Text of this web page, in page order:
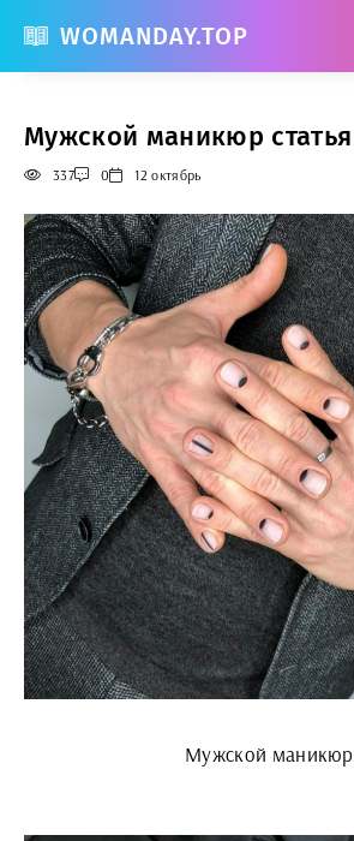
WOMANDAY.TOP
Мужской маникюр статья
337 0 12 октябрь
Мужской маникюр